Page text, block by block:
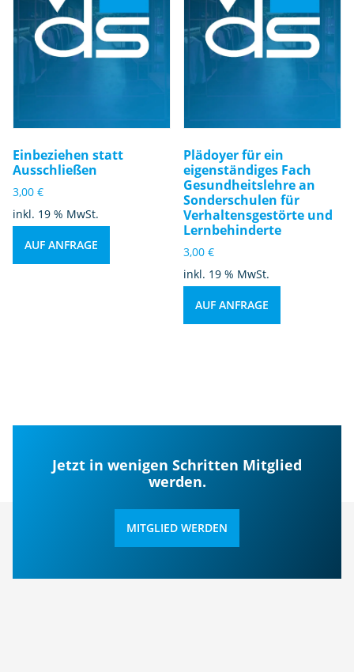
Einbeziehen statt
Ausschließen
3,00 €
inkl. 19 % MwSt.
AUF ANFRAGE
Plädoyer für ein
eigenständiges Fach
Gesundheitslehre an
Sonderschulen für
Verhaltensgestörte und
Lernbehinderte
3,00€
inkl. 19 % MwSt.
AUF ANFRAGE
Jetzt in wenigen Schritten Mitglied
werden.
MITGLIED WERDEN